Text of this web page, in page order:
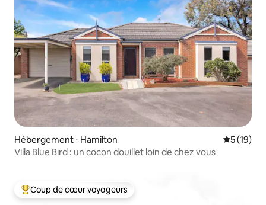
Hébergement ⋅ Hamilton
5 (19)
Villa Blue Bird : un cocon douillet loin de chez vous
Coups de cœur voyageurs les plus appréciés
Coup de cœur voyageurs